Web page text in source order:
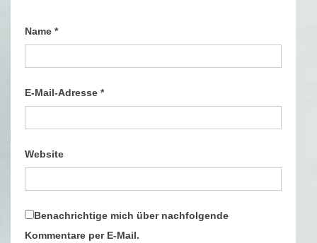
Name *
E-Mail-Adresse *
Website
Benachrichtige mich über nachfolgende
Kommentare per E-Mail.